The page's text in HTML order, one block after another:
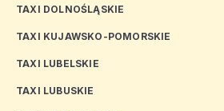
TAXI DOLNOŚLĄSKIE
TAXI KUJAWSKO-POMORSKIE
TAXI LUBELSKIE
TAXI LUBUSKIE